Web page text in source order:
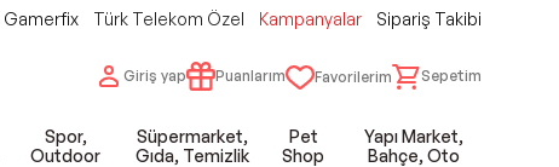
Gamerfix Türk Telekom Özel Kampanyalar Sipariş Takibi
Giriş yap Puanlarım Favorilerim Sepetim
Spor,
Outdoor
Süpermarket,
Gıda, Temizlik
Pet
Shop
Yapı Market,
Bahçe, Oto